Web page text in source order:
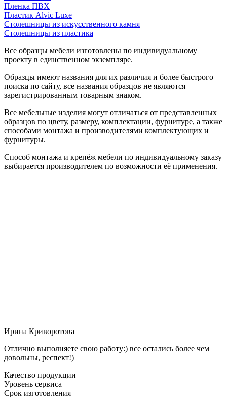
Пленка ПВХ
Пластик Alvic Luxe
Столешницы из искусственного камня
Столешницы из пластика
Все образцы мебели изготовлены по индивидуальному
проекту в единственном экземпляре.
Образцы имеют названия для их различия и более быстрого
поиска по сайту, все названия образцов не являются
зарегистрированным товарным знаком.
Все мебельные изделия могут отличаться от представленных
образцов по цвету, размеру, комплектации, фурнитуре, а также
способами монтажа и производителями комплектующих и
фурнитуры.
Способ монтажа и крепёж мебели по индивидуальному заказу
выбирается производителем по возможности её применения.
Ирина Криворотова
Отлично выполняете свою работу:) все остались более чем
довольны, респект!)
Качество продукции
Уровень сервиса
Срок изготовления